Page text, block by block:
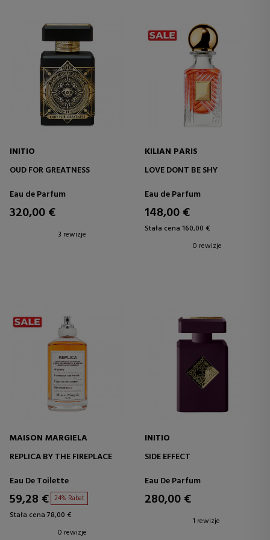
INITIO
OUD FOR GREATNESS
Eau de Parfum
320,00 €
3 rewizje
KILIAN PARIS
LOVE DONT BE SHY
Eau de Parfum
148,00 €
Stała cena 160,00 €
0 rewizje
MAISON MARGIELA
REPLICA BY THE FIREPLACE
Eau De Toilette
59,28 € 24% Rabat
Stała cena 78,00 €
0 rewizje
INITIO
SIDE EFFECT
Eau De Parfum
280,00 €
1 rewizje